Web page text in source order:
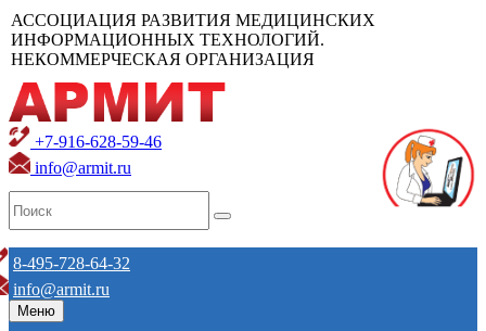
АССОЦИАЦИЯ РАЗВИТИЯ МЕДИЦИНСКИХ
ИНФОРМАЦИОННЫХ ТЕХНОЛОГИЙ.
НЕКОММЕРЧЕСКАЯ ОРГАНИЗАЦИЯ
+7-916-628-59-46
info@armit.ru
8-495-728-64-32
info@armit.ru
Меню